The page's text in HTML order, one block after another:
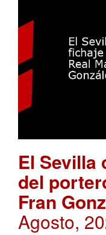
El Sevilla
del
Fran
Agosto,